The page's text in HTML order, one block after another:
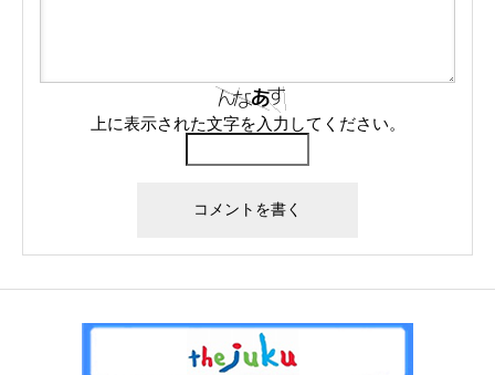
上に表示された文字を入力してください。